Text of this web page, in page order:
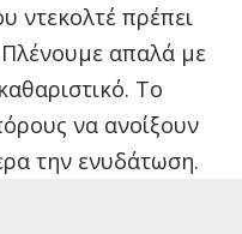
ντεκολτέ πρέπει
απαλά με
Το
να ανοίξουν
την ενυδάτωση.